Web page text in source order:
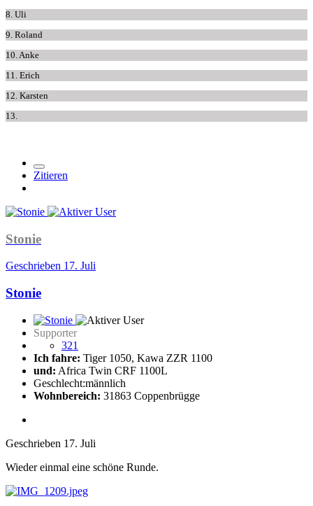
8. Uli
9. Roland
10. Anke
11. Erich
12. Karsten
13.
Zitieren
Stonie
Geschrieben 17. Juli
Stonie
Supporter
321
Ich fahre: Tiger 1050, Kawa ZZR 1100
und: Africa Twin CRF 1100L
Geschlecht:männlich
Wohnbereich: 31863 Coppenbrügge
Geschrieben 17. Juli
Wieder einmal eine schöne Runde.